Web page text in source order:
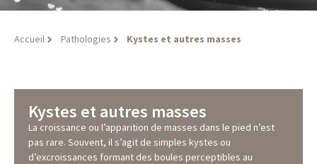
Accueil Pathologies Kystes et autres masses
Kystes et autres masses
La croissance ou l’apparition de masses dans le pied n’est
pas rare. Souvent, il s’agit de simples kystes ou
d’excroissances formant des boules perceptibles au